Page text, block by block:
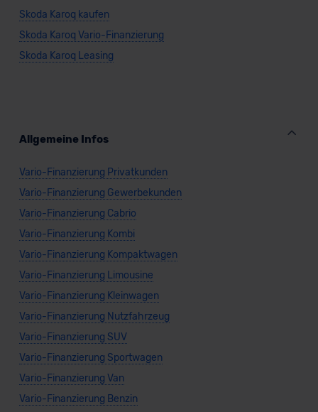
Verkauf startet in Kürze
Skoda Karoq kaufen
Skoda Karoq Vario-Finanzierung
Skoda Karoq Leasing
Allgemeine Infos
Vario-Finanzierung Privatkunden
Vario-Finanzierung Gewerbekunden
Vario-Finanzierung Cabrio
Vario-Finanzierung Kombi
Vario-Finanzierung Kompaktwagen
Vario-Finanzierung Limousine
Vario-Finanzierung Kleinwagen
Vario-Finanzierung Nutzfahrzeug
Vario-Finanzierung SUV
Vario-Finanzierung Sportwagen
Vario-Finanzierung Van
Vario-Finanzierung Benzin